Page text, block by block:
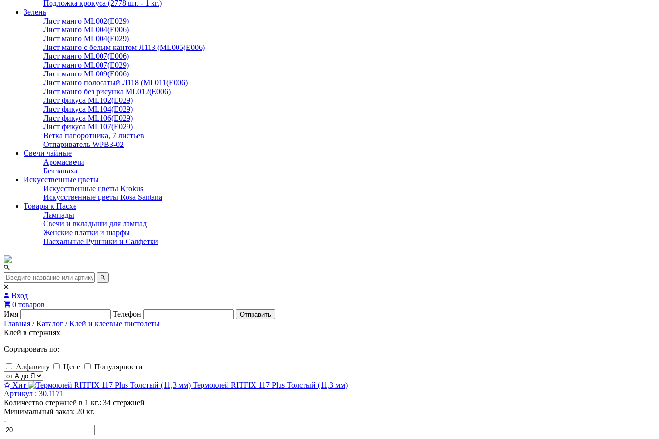
Подложка крокуса (2778 шт. - 1 кг.)
Зелень
Лист манго ML002(E029)
Лист манго ML004(E006)
Лист манго ML004(E029)
Лист манго с белым кантом Л113 (ML005(E006)
Лист манго ML007(E006)
Лист манго ML007(E029)
Лист манго ML009(E006)
Лист манго полосатый Л118 (ML011(E006)
Лист манго без рисунка ML012(E006)
Лист фикуса ML102(E029)
Лист фикуса ML104(E029)
Лист фикуса ML106(E029)
Лист фикуса ML107(E029)
Ветка папоротника, 7 листьев
Отпариватель WPB3-02
Свечи чайные
Аромасвечи
Без запаха
Искусственные цветы
Искусственные цветы Krokus
Искусственные цветы Rosa Santana
Товары к Пасхе
Лампады
Свечи и вкладыши для лампад
Женские платки и шарфы
Пасхальные Рушники и Салфетки
Вход
0 товаров
Имя
Телефон Отправить
Главная / Каталог / Клей и клеевые пистолеты
Клей в стержнях
Сортировать по:
Алфавиту Цене Популярности
Хит
Термоклей RITFIX 117 Plus Толстый (11,3 мм)
Артикул : 30.1171
Количество стержней в 1 кг.: 34 стержней
Минимальный заказ: 20 кг.
-